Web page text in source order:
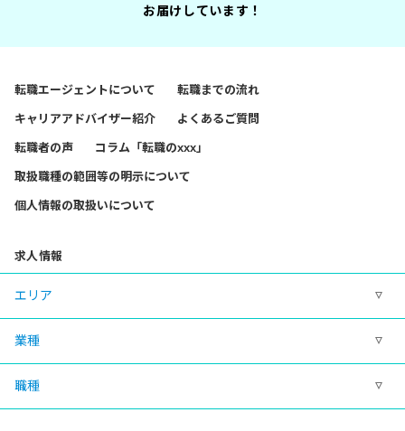
お届けしています！
転職エージェントについて 転職までの流れ
キャリアアドバイザー紹介 よくあるご質問
転職者の声 コラム「転職のxxx」
取扱職種の範囲等の明示について
個人情報の取扱いについて
求人情報
エリア
業種
職種